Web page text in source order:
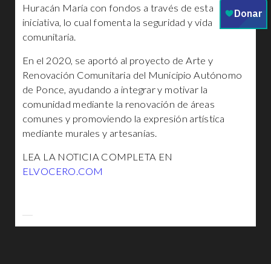
Huracán María con fondos a través de esta
iniciativa, lo cual fomenta la seguridad y vida
comunitaria.
En el 2020, se aportó al proyecto de Arte y
Renovación Comunitaria del Municipio Autónomo
de Ponce, ayudando a integrar y motivar la
comunidad mediante la renovación de áreas
comunes y promoviendo la expresión artística
mediante murales y artesanías.
LEA LA NOTICIA COMPLETA EN
ELVOCERO.COM